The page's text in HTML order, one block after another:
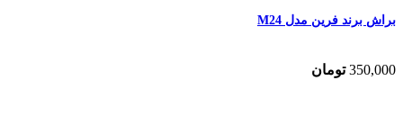
براش برند فرین مدل M24
350,000 تومان